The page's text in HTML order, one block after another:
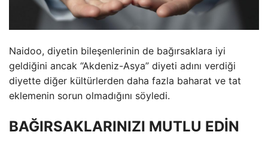
Naidoo, diyetin bileşenlerinin de bağırsaklara iyi
geldiğini ancak “Akdeniz-Asya” diyeti adını verdiği
diyette diğer kültürlerden daha fazla baharat ve tat
eklemenin sorun olmadığını söyledi.
BAĞIRSAKLARINIZI MUTLU EDİN